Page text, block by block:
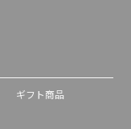
ギフト商品